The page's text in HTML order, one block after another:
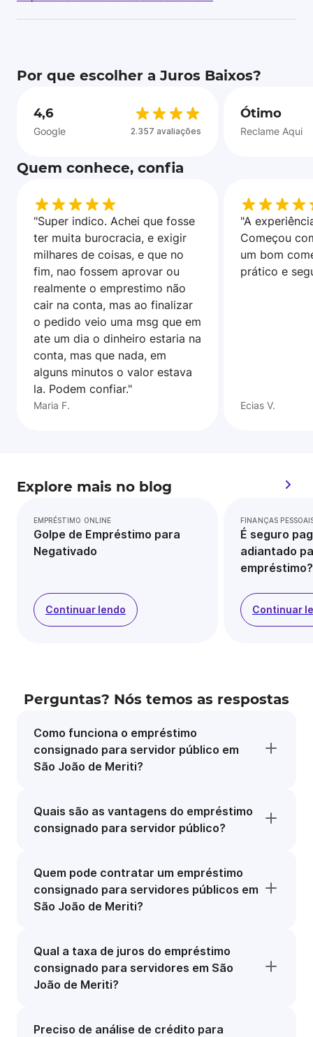
Por que escolher a Juros Baixos?
4,6
Google 2.357 avaliações
Ótimo
Reclame Aqui
Quem conhece, confia
"Super indico. Achei que fosse
ter muita burocracia, e exigir
milhares de coisas, e que no
fim, nao fossem aprovar ou
realmente o emprestimo não
cair na conta, mas ao finalizar
o pedido veio uma msg que em
ate um dia o dinheiro estaria na
conta, mas que nada, em
alguns minutos o valor estava
la. Podem confiar."
Maria F.
"A
Começou
um bom
prático e
Ecias V.
Explore mais no blog
EMPRÉSTIMO ONLINE
Golpe de Empréstimo para
Negativado
Continuar lendo
FINANÇAS
É seguro
adiantado
empréstimo?
Continuar
Perguntas? Nós temos as respostas
Como funciona o empréstimo
consignado para servidor público em
São João de Meriti?
Quais são as vantagens do empréstimo
consignado para servidor público?
Quem pode contratar um empréstimo
consignado para servidores públicos em
São João de Meriti?
Qual a taxa de juros do empréstimo
consignado para servidores em São
João de Meriti?
Preciso de análise de crédito para